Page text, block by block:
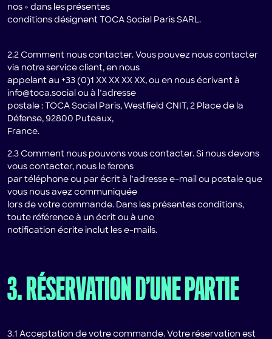
nos » dans les présentes
conditions désignent TOCA Social Paris SARL.
2.2 Comment nous contacter. Vous pouvez nous contacter
via notre service client, en nous
appelant au +33 (0)1 XX XX XX XX, ou en nous écrivant à
info@toca.social ou à l’adresse
postale : TOCA Social Paris, Westfield CNIT, 2 Place de la
Défense, 92800 Puteaux,
France.
2.3 Comment nous pouvons vous contacter. Si nous devons
vous contacter, nous le ferons
par téléphone ou par écrit à l’adresse e-mail ou postale que
vous nous avez communiquée
lors de votre commande. Dans les présentes conditions,
toute référence à un écrit ou à une
notification écrite inclut les e-mails.
3. RÉSERVATION D’UNE PARTIE
3.1 Acceptation de votre commande. Votre réservation est